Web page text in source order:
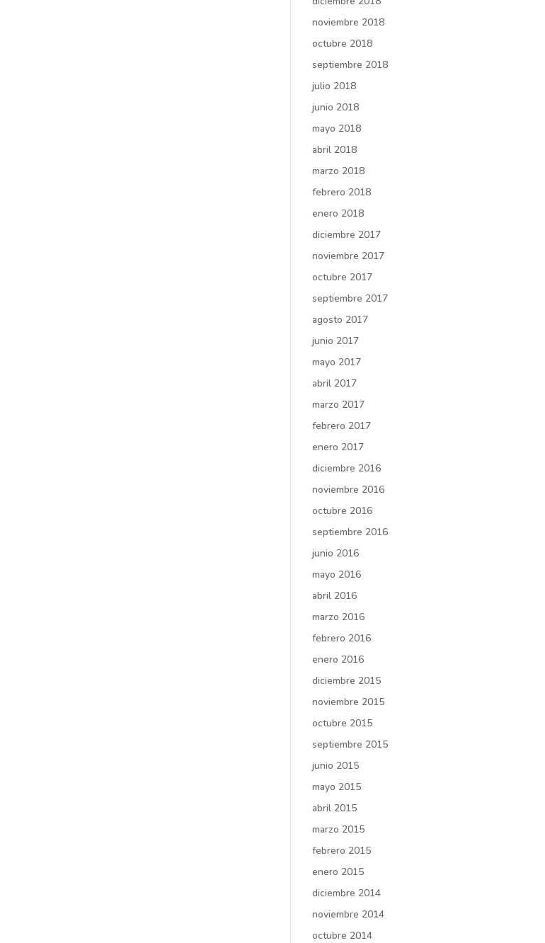
noviembre 2018
octubre 2018
septiembre 2018
julio 2018
junio 2018
mayo 2018
abril 2018
marzo 2018
febrero 2018
enero 2018
diciembre 2017
noviembre 2017
octubre 2017
septiembre 2017
agosto 2017
junio 2017
mayo 2017
abril 2017
marzo 2017
febrero 2017
enero 2017
diciembre 2016
noviembre 2016
octubre 2016
septiembre 2016
junio 2016
mayo 2016
abril 2016
marzo 2016
febrero 2016
enero 2016
diciembre 2015
noviembre 2015
octubre 2015
septiembre 2015
junio 2015
mayo 2015
abril 2015
marzo 2015
febrero 2015
enero 2015
diciembre 2014
noviembre 2014
octubre 2014